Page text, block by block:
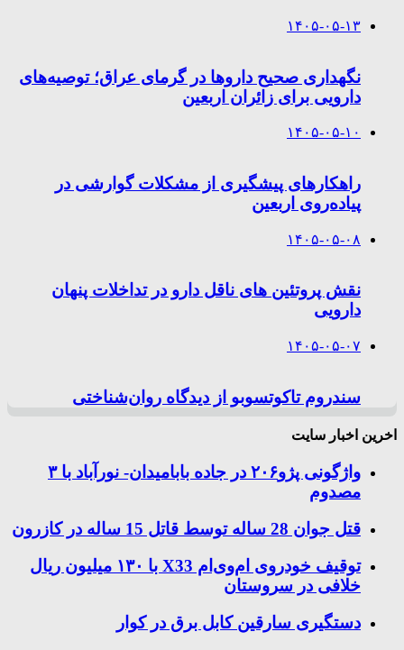
۱۴۰۵-۰۵-۱۳
نگهداری صحیح داروها در گرمای عراق؛ توصیه‌های
دارویی برای زائران اربعین
۱۴۰۵-۰۵-۱۰
راهکارهای پیشگیری از مشکلات گوارشی در
پیاده‌روی اربعین
۱۴۰۵-۰۵-۰۸
نقش پروتئین های ناقل دارو در تداخلات پنهان
دارویی
۱۴۰۵-۰۵-۰۷
سندروم تاکوتسوبو از دیدگاه روان‌شناختی
اخرین اخبار سایت
واژگونی پژو۲۰۶ در جاده بابامیدان- نورآباد با ۳
مصدوم
قتل جوان 28 ساله توسط قاتل 15 ساله در کازرون
توقیف خودروی ام‌وی‌ام X33 با ۱۳۰ میلیون ریال
خلافی در سروستان
دستگیری سارقین کابل برق در کوار